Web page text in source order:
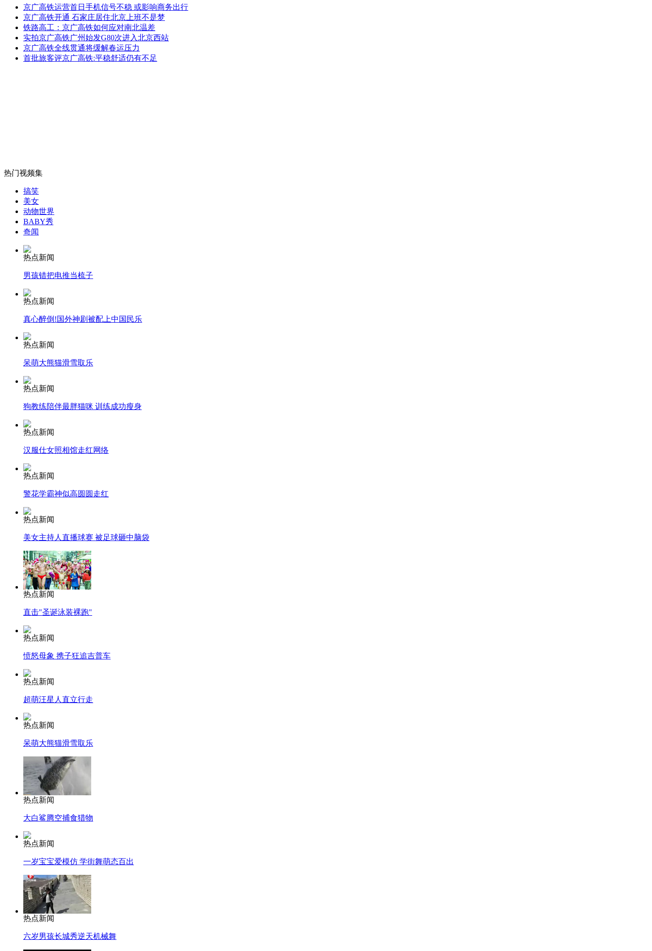
女孩北京地铁殴打老人 痛下狠手拳打脚踢
消防员救轻生者 花炮节热闹非凡
司机酒驾遇交警 急速倒车逃窜
京广高铁运营首日手机信号不稳 或影响商务出行
京广高铁开通 石家庄居住北京上班不是梦
铁路高工：京广高铁如何应对南北温差
实拍京广高铁广州始发G80次进入北京西站
京广高铁全线贯通将缓解春运压力
首批旅客评京广高铁:平稳舒适仍有不足
热门视频集
搞笑
美女
动物世界
BABY秀
奇闻
热点新闻
男孩错把电推当梳子
热点新闻
真心醉倒!国外神剧被配上中国民乐
热点新闻
呆萌大熊猫滑雪取乐
热点新闻
狗教练陪伴最胖猫咪 训练成功瘦身
热点新闻
汉服仕女照相馆走红网络
热点新闻
警花学霸神似高圆圆走红
热点新闻
美女主持人直播球赛 被足球砸中脑袋
热点新闻
直击"圣诞泳装裸跑"
热点新闻
愤怒母象 携子狂追吉普车
热点新闻
超萌汪星人直立行走
热点新闻
呆萌大熊猫滑雪取乐
热点新闻
大白鲨腾空捕食猎物
热点新闻
一岁宝宝爱模仿 学街舞萌态百出
热点新闻
六岁男孩长城秀逆天机械舞